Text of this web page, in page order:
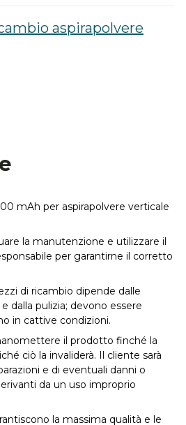
aspirapolvere
mAh per aspirapolvere verticale
la manutenzione e utilizzare il
per garantirne il corretto
di ricambio dipende dalle
dalla pulizia; devono essere
in cattive condizioni.
il prodotto finché la
ciò la invaliderà. Il cliente sarà
e di eventuali danni o
da un uso improprio
la massima qualità e le